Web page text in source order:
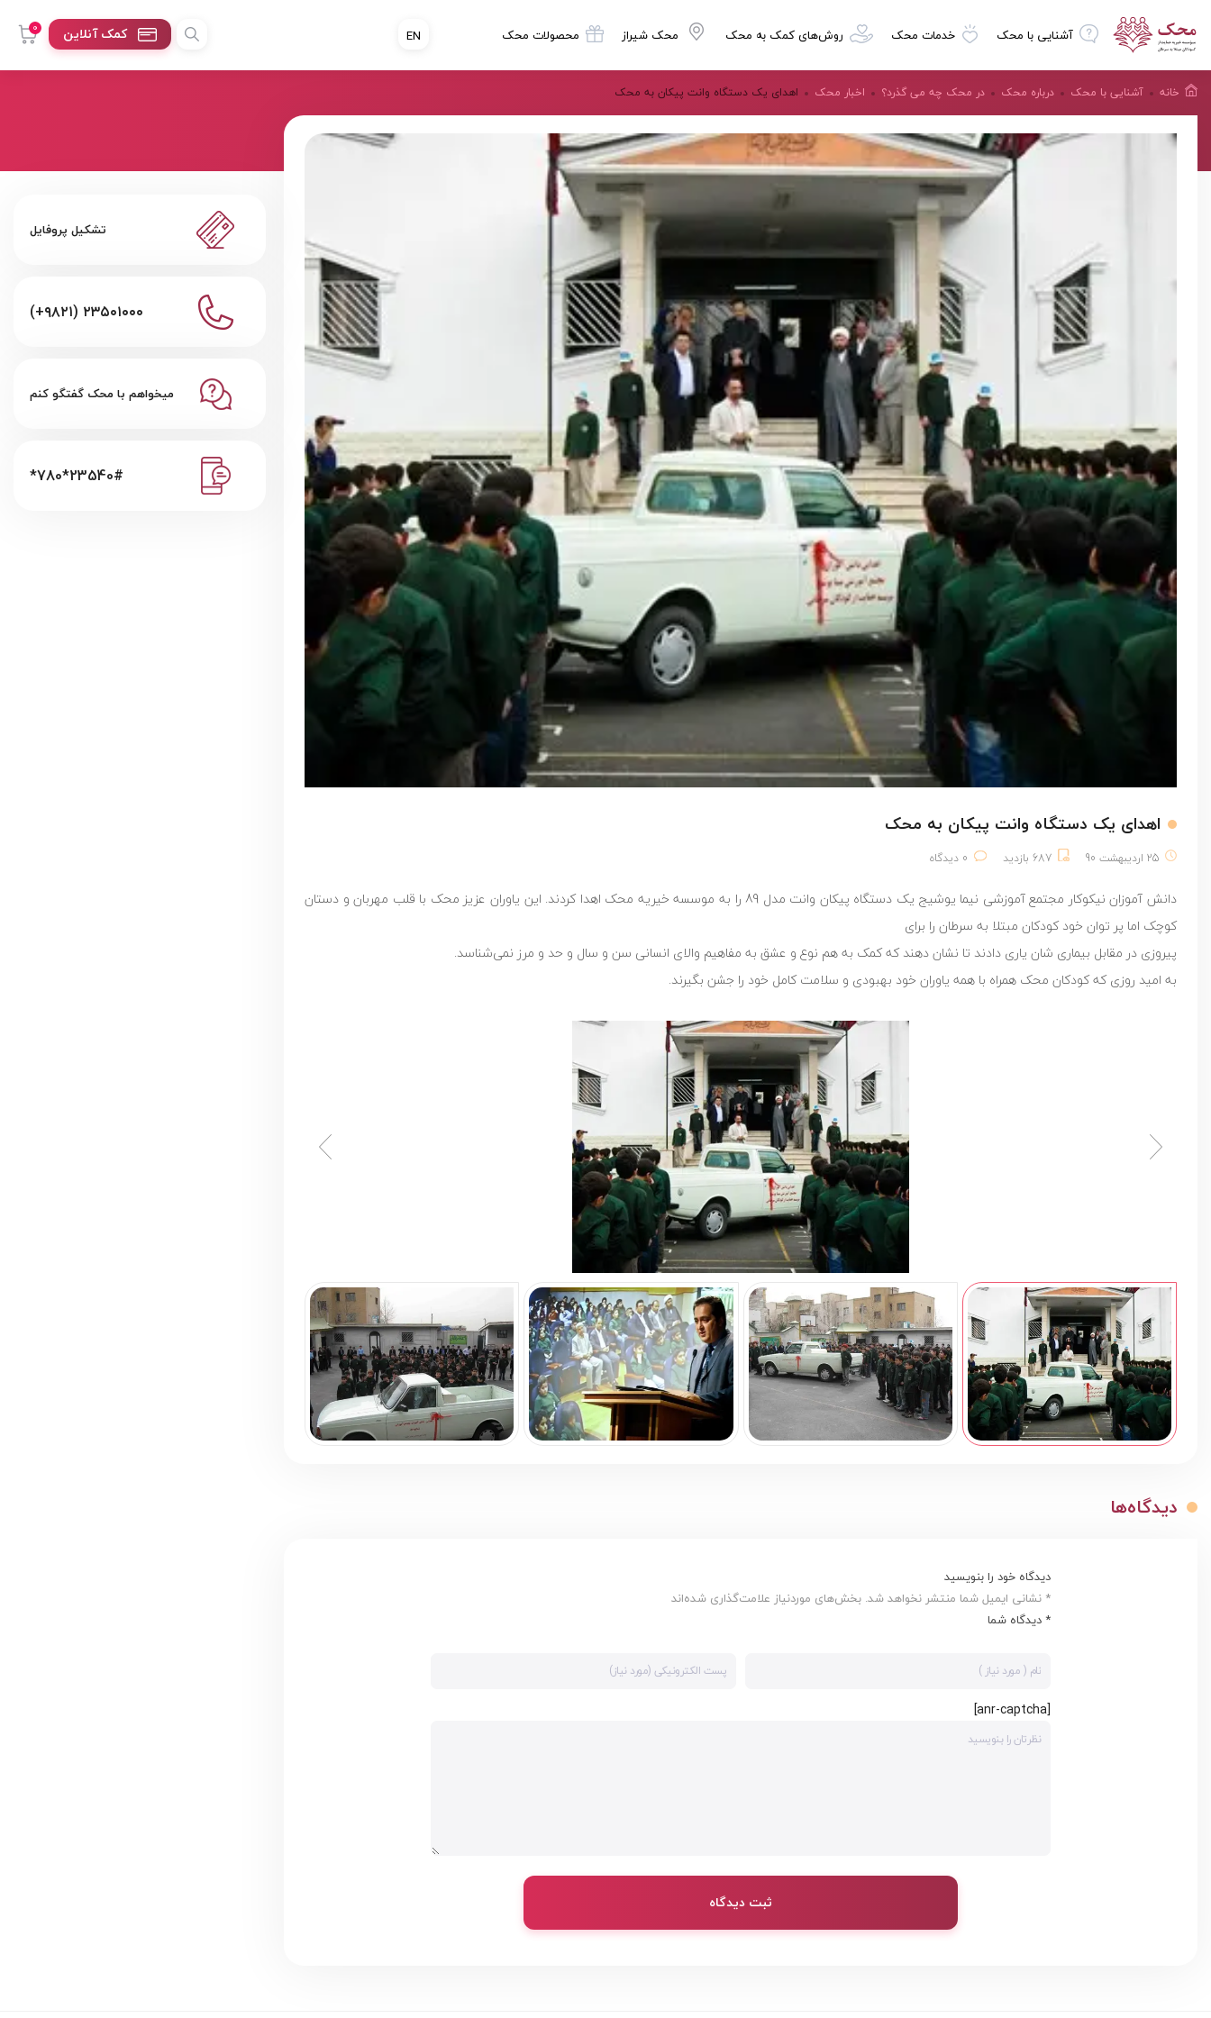
آشنایی با محک خدمات محک روش‌های کمک به محک محک شیراز محصولات محک 0 کمک آنلاین EN
خانه آشنایی با محک درباره محک در محک چه می گذرد؟ اخبار محک اهدای یک دستگاه وانت پیکان به محک
اهدای یک دستگاه وانت پیکان به محک
25 اردیبهشت 90 687 بازدید 0 دیدگاه
دانش آموزان نیکوکار مجتمع آموزشی نیما یوشیج یک دستگاه پیکان وانت مدل 89 را به موسسه خیریه محک اهدا کردند. این یاوران عزیز محک با قلب مهربان و دستان
کوچک اما پر توان خود کودکان مبتلا به سرطان را برای
پیروزی در مقابل بیماری شان یاری دادند تا نشان دهند که کمک به هم نوع و عشق به مفاهیم والای انسانی سن و سال و حد و مرز نمی‌شناسد.
به امید روزی که کودکان محک همراه با همه یاوران خود بهبودی و سلامت کامل خود را جشن بگیرند.
دیدگاه‌ها
دیدگاه خود را بنویسید
* نشانی ایمیل شما منتشر نخواهد شد. بخش‌های موردنیاز علامت‌گذاری شده‌اند
* دیدگاه شما
[anr-captcha]
ثبت دیدگاه
تشکیل پروفایل
(+۹۸۲۱) ۲۳۵۰۱۰۰۰
میخواهم با محک گفتگو کنم
*780*23540#